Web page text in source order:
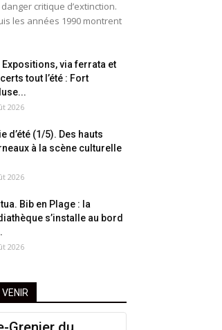
critique d’extinction.
les années 1990 montrent
Expositions, via ferrata et
tout l’été : Fort
2026
d’été (1/5). Des hauts
à la scène culturelle
2026
Bib en Plage : la
s’installe au bord
2026